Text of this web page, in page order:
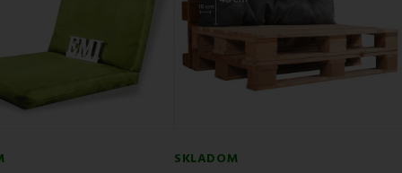
SKLADOM